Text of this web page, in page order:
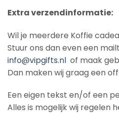
Extra verzendinformatie:
Wil je meerdere Koffie
Stuur ons dan even een
info@vipgifts.nl of maak
Dan maken wij graag een
Een eigen tekst en/of een
Alles is mogelijk wij regelen